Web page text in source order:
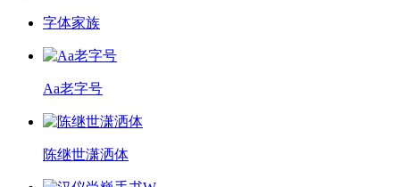
字体家族
Aa老字号
陈继世潇洒体